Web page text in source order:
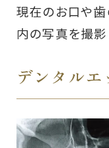
現在のお口や歯
内の写真を撮影
デンタル